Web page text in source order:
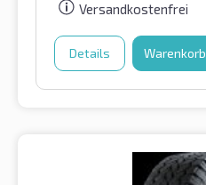
Versandkostenfrei
Details Warenkorb